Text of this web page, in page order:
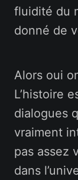
fluidité du
donné de
Alors oui
L’histoire
dialogues
vraiment
pas assez
dans